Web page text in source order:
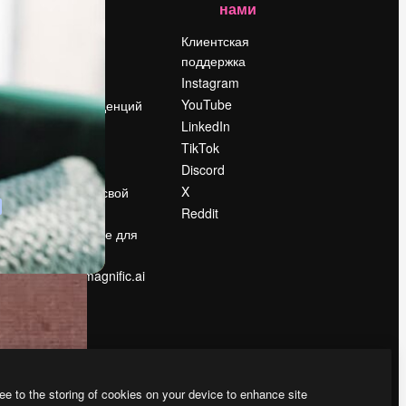
Вакансии
Поиск тенденций
Slidesgo
Продайте свой
контент
Помещение для
прессы
Ищете magnific.ai
нами
Клиентская
поддержка
Instagram
YouTube
LinkedIn
TikTok
Discord
X
Reddit
to the storing of cookies on your device to enhance site